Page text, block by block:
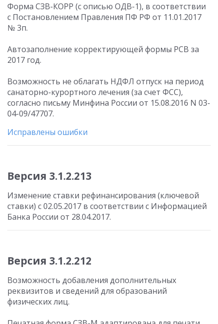
Форма СЗВ-КОРР (с описью ОДВ-1), в соответствии
с Постановлением Правления ПФ РФ от 11.01.2017
№ 3п.
Автозаполнение корректирующей формы РСВ за
2017 год.
Возможность не облагать НДФЛ отпуск на период
санаторно-курортного лечения (за счет ФСС),
согласно письму Минфина России от 15.08.2016 N 03-
04-09/47707.
Исправлены ошибки
Версия 3.1.2.213
Изменение ставки рефинансирования (ключевой
ставки) с 02.05.2017 в соответствии с Информацией
Банка России от 28.04.2017.
Версия 3.1.2.212
Возможность добавления дополнительных
реквизитов и сведений для образований
физических лиц.